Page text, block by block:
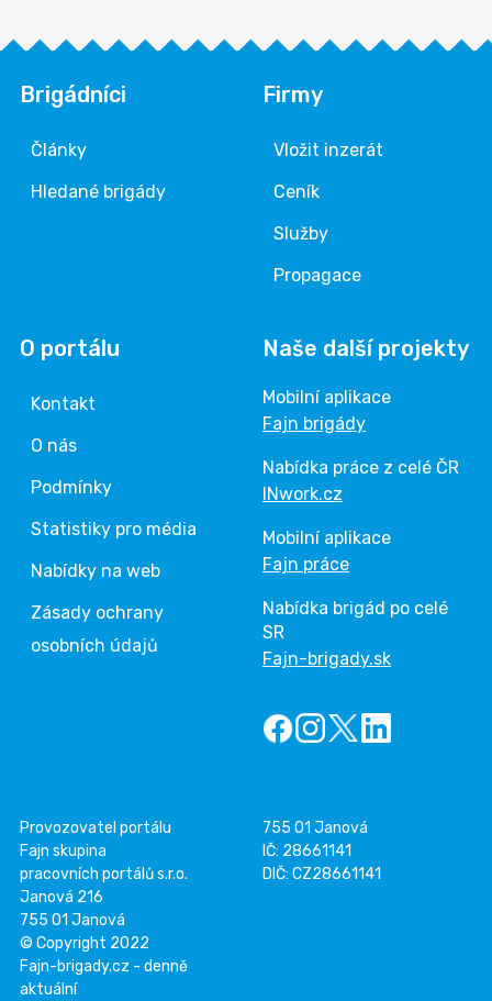
Brigádníci
Články
Hledané brigády
Firmy
Vložit inzerát
Ceník
Služby
Propagace
O portálu
Kontakt
O nás
Podmínky
Statistiky pro média
Nabídky na web
Zásady ochrany
osobních údajů
Naše další projekty
Mobilní aplikace
Fajn brigády
Nabídka práce z celé ČR
INwork.cz
Mobilní aplikace
Fajn práce
Nabídka brigád po celé
SR
Fajn-brigady.sk
Provozovatel portálu
Fajn skupina
pracovních portálů s.r.o.
Janová 216
755 01 Janová
755 01 Janová
IČ: 28661141
DIČ: CZ28661141
© Copyright 2022
Fajn-brigady.cz - denně
aktuální